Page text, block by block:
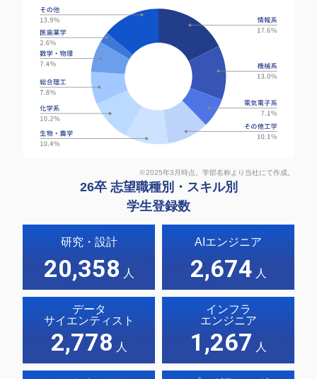
※2025年3月時点。学部名称より当社にて作成。
26卒 志望職種別・スキル別
学生登録数
研究・設計
20,358 人
AIエンジニア
2,674 人
データ
サイエンティスト
2,778 人
インフラ
エンジニア
1,267 人